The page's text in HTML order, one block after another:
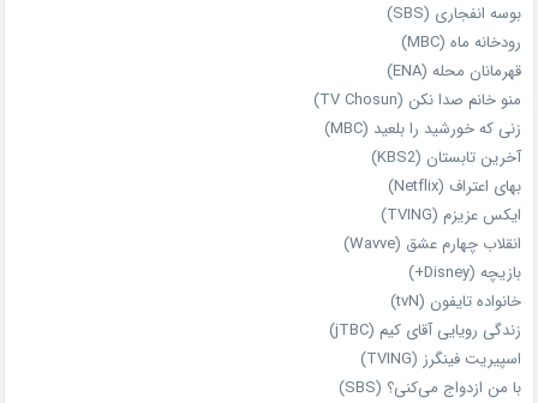
بوسه انفجاری (SBS)
رودخانه ماه (MBC)
قهرمانان محله (ENA)
منو خانم صدا نکن (TV Chosun)
زنی که خورشید را بلعید (MBC)
آخرین تابستان (KBS2)
بهای اعتراف (Netflix)
ایکس عزیزم (TVING)
انقلاب چهارم عشق (Wavve)
بازیچه (Disney+)
خانواده تایفون (tvN)
زندگی رویایی آقای کیم (jTBC)
اسپیریت فینگرز (TVING)
با من ازدواج می‌کنی؟ (SBS)